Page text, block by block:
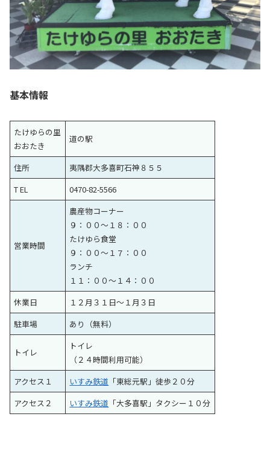
基本情報
たけゆらの里
おおたき
道の駅
住所
夷隅郡大多喜町石神８５５
T EL
0470-82-5566
営業時間
農産物コーナー
９：００〜１８：００
たけゆら食堂
９：００〜１７：００
ランチ
１１：００〜１４：００
休業日
１２月３１日〜１月３日
駐車場
あり（無料）
トイレ
トイレ
（２４時間利用可能）
アクセス１
いすみ鉄道 「東総元駅」徒歩２０分
アクセス２
いすみ鉄道 「大多喜駅」タクシー１０分